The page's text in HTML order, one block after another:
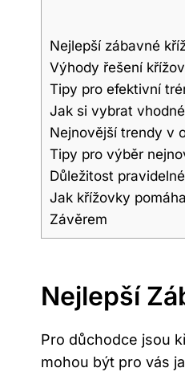
Nejlepší zábavné
Výhody řešení
Tipy pro efektivní
Jak si vybrat
Nejnovější trendy v
Tipy pro výběr
Důležitost
Jak křížovky
Závěrem
Nejlepší
Pro důchodce jsou
mohou být pro vás